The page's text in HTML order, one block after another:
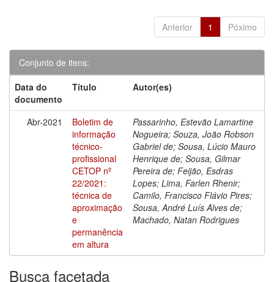
Anterior 1 Póximo
Conjunto de itens:
Data do
documento
Título Autor(es)
Abr-2021
Boletim de
informação
técnico-
profissional
CETOP nº
22/2021:
técnica de
aproximação
e
permanência
em altura
Passarinho, Estevão Lamartine
Nogueira; Souza, João Robson
Gabriel de; Sousa, Lúcio Mauro
Henrique de; Sousa, Gilmar
Pereira de; Feijão, Esdras
Lopes; Lima, Farlen Rhenir;
Camilo, Francisco Flávio Pires;
Sousa, André Luís Alves de;
Machado, Natan Rodrigues
Busca facetada